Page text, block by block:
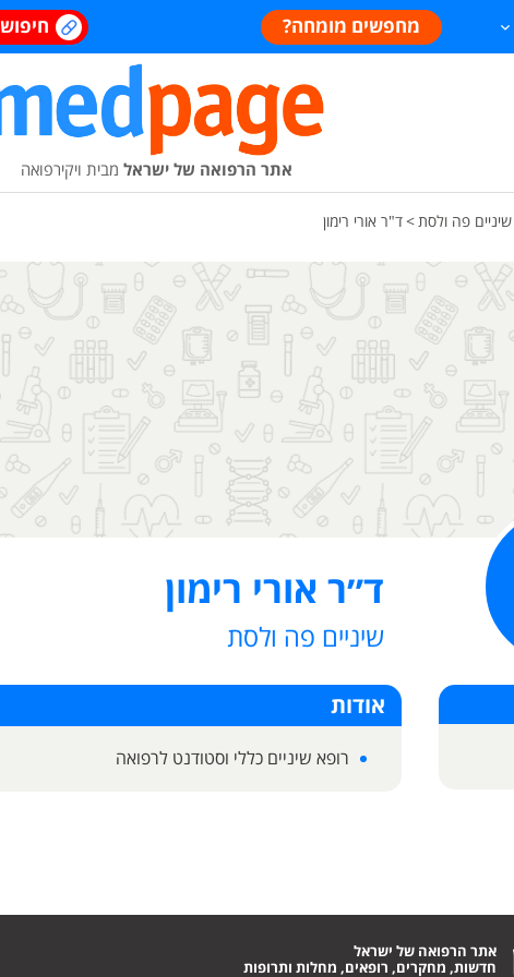
מחפשים מומחה?
אתר הרפואה של ישראל מבית ויקירפואה
שיניים פה ולסת > ד"ר אורי רימון
ד״ר אורי רימון
שיניים פה ולסת
אודות
רופא שיניים כללי וסטודנט לרפואה
אתר הרפואה של ישראל
חדשות, מחקרים, רופאים, מחלות ותרופות